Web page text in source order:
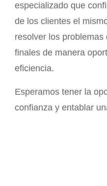
especializado que
de los clientes el
resolver los
finales de manera
eficiencia.
Esperamos tener la
confianza y entablar